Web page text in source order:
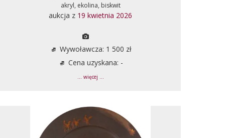
akryl, ekolina, biskwit
aukcja z 19 kwietnia 2026
Wywoławcza: 1 500 zł
Cena uzyskana: -
... więcej ...